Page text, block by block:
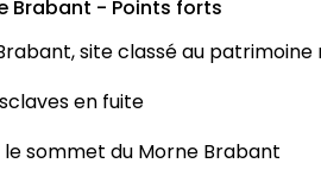
Brabant - Points forts
site classé au patrimoine
en fuite
le sommet du Morne Brabant